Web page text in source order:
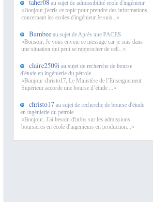
taher08 au sujet de admissibilité ecole d'ingénieur
«Bonjour,j'ecris ce topic pour prendre des informations
concernant les ecoles d'ingénieur.Je suis...»
Bumbee au sujet de Après une PACES
«Bonsoir, Je vous envoie ce message car je suis dans
une situation qui peut se rapprocher de cell...»
claire2509i au sujet de recherche de bourse
d'étude en ingénierie du pétrole
«Bonjour christo17, Le Ministère de l’Enseignement
Supérieur accorde une bourse d’étude ...»
christo17 au sujet de recherche de bourse d'étude
en ingénierie du pétrole
«Bonjour, J'ai besoin d'infos sur les admissions
boursières en école d'ingenieurs en production...»